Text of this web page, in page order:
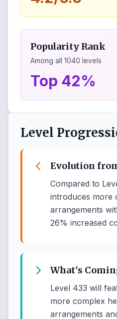
Popularity Rank
Among all 1040 levels
Top 42%
Level
Evolution
Compared to
introduces more
arrangements
26% increased
What's
Level 433 will
more complex
arrangements